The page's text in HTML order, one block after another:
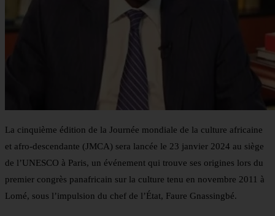
La cinquième édition de la Journée mondiale de la culture africaine
et afro-descendante (JMCA) sera lancée le 23 janvier 2024 au siège
de l’UNESCO à Paris, un événement qui trouve ses origines lors du
premier congrès panafricain sur la culture tenu en novembre 2011 à
Lomé, sous l’impulsion du chef de l’État, Faure Gnassingbé.